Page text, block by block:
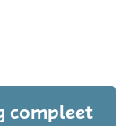
compleet